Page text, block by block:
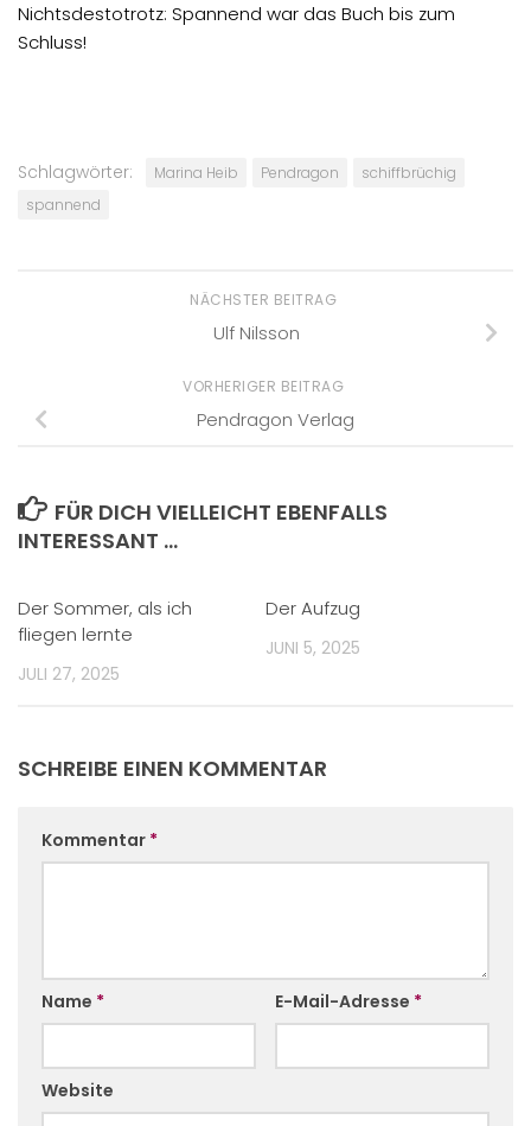
Nichtsdestotrotz: Spannend war das Buch bis zum
Schluss!
Schlagwörter: Marina Heib Pendragon
schiffbrüchig
spannend
NÄCHSTER BEITRAG
Ulf Nilsson
VORHERIGER BEITRAG
Pendragon Verlag
FÜR DICH VIELLEICHT EBENFALLS
INTERESSANT …
Der Sommer, als ich
fliegen lernte
JULI 27, 2025
Der Aufzug
JUNI 5, 2025
SCHREIBE EINEN KOMMENTAR
Kommentar *
Name * E-Mail-Adresse *
Website